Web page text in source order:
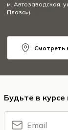
м. Автозаводская,
Плаза»)
Смотреть
Будьте в курсе